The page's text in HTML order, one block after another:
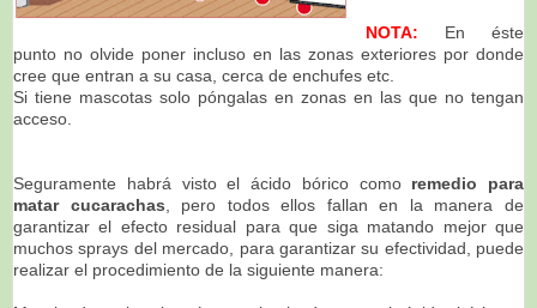
NOTA: En éste
punto no olvide poner incluso en las zonas exteriores por donde
cree que entran a su casa, cerca de enchufes etc.
Si tiene mascotas solo póngalas en zonas en las que no tengan
acceso.
Seguramente habrá visto el ácido bórico como remedio para
matar cucarachas , pero todos ellos fallan en la manera de
garantizar el efecto residual para que siga matando mejor que
muchos sprays del mercado, para garantizar su efectividad, puede
realizar el procedimiento de la siguiente manera: